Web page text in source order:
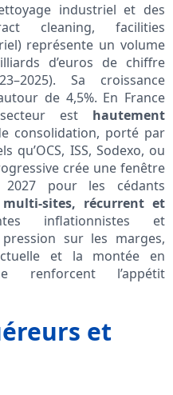
industriel et des
cleaning, facilities
représente un volume
d’euros de chiffre
Sa croissance
de 4,5%. En France
est hautement
consolidation, porté par
qu’OCS, ISS, Sodexo, ou
crée une fenêtre
pour les cédants
multi-sites, récurrent et
inflationnistes et
sur les marges,
et la montée en
renforcent l’appétit
et